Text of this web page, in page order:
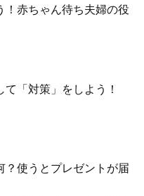
赤ちゃん待ち夫婦の役
「対策」をしよう！
使うとプレゼントが届